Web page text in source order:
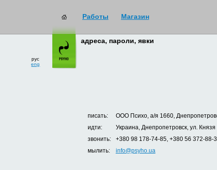
Работы Магазин
рус
eng
адреса, пароли, явки
писать:
ООО Психо, а/я 1660,
идти:
Украина, Днепропетровск, ул.
звонить:
+380 98 178-74-85, +380 56 372-88-
мылить:
info@psyho.ua